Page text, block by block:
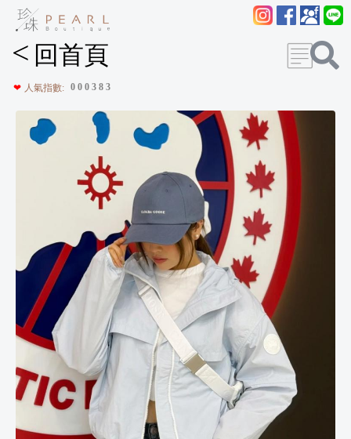
< 回首頁
❤ 人氣指數: 0 0 0 3 8 3